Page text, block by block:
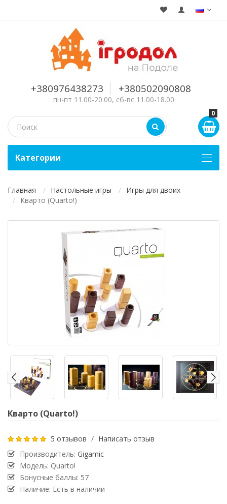
+380976438273 +380502090808
пн-пт 11.00-20.00, сб-вс 11.00-18.00
0
Kатегории
Главная Настольные игры
Игры для двоих
Кварто (Quarto!)
Кварто (Quarto!)
5 отзывов / Написать отзыв
Производитель: Gigamic
Модель: Quarto!
Бонусные баллы: 57
Наличие: Есть в наличии